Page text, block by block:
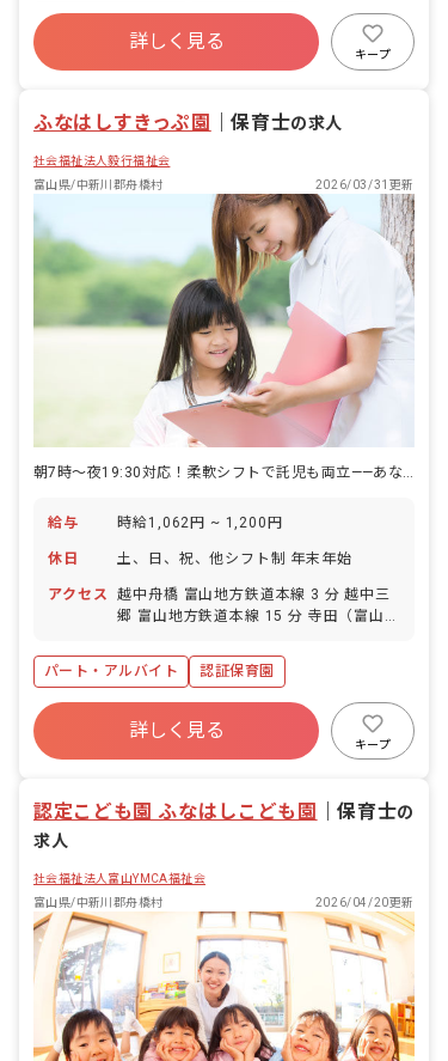
年間休日120日以上
社会保険完備
有給
福利厚生充実
詳しく見る
キープ
ふなはしすきっぷ園 ｜保育士の求人
社会福祉法人毅行福祉会
富山県/中新川郡舟橋村
2026/03/31更新
朝7時～夜19:30対応！柔軟シフトで託児も両立——あなたの経験を活かせる環境です
給与 時給1,062円 ~ 1,200円
休日 土、日、祝、他シフト制 年末年始
アクセス
越中舟橋 富山地方鉄道本線 3 分 越中三
郷 富山地方鉄道本線 15 分 寺田（富山）
山地方鉄道立山線 16 分 越中泉 富山地方
鉄道本線 25 分
パート・アルバイト 認証保育園
詳しく見る
キープ
認定こども園 ふなはしこども園 ｜保育士の
求人
社会福祉法人富山YMCA福祉会
富山県/中新川郡舟橋村
2026/04/20更新